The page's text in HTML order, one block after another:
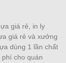
giá rẻ, in ly
giá rẻ và xưởng
dùng 1 lần chất
cho quán